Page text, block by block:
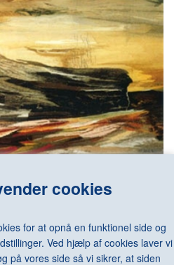
cookies
for at opnå en funktionel side og
Ved hjælp af cookies laver vi
på vores side så vi sikrer, at siden
NEW PAINTINGS, GOUACHES,
150,00